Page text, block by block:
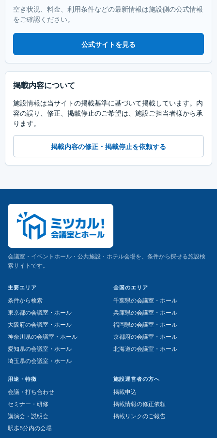
空き状況、料金、利用条件などの最新情報は施設側の公式情報
をご確認ください。
公式サイトを見る
掲載内容について
施設情報は当サイトの掲載基準に基づいて掲載しています。内
容の誤り、修正、掲載停止のご希望は、施設ご担当者様から承
ります。
掲載内容の修正・掲載停止を依頼する
会議室・イベントホール・公共施設・ホテル会場を、条件から探せる施設検
索サイトです。
主要エリア
条件から検索
東京都の会議室・ホール
大阪府の会議室・ホール
神奈川県の会議室・ホール
愛知県の会議室・ホール
埼玉県の会議室・ホール
全国のエリア
千葉県の会議室・ホール
兵庫県の会議室・ホール
福岡県の会議室・ホール
京都府の会議室・ホール
北海道の会議室・ホール
用途・特徴
会議・打ち合わせ
セミナー・研修
講演会・説明会
駅歩5分内の会場
施設運営者の方へ
掲載申込
掲載情報の修正依頼
掲載リンクのご報告